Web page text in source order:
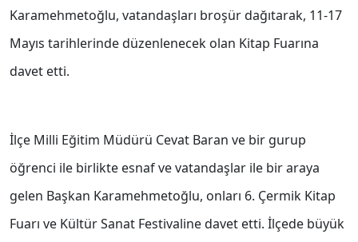
Karamehmetoğlu, vatandaşları broşür dağıtarak, 11-17
Mayıs tarihlerinde düzenlenecek olan Kitap Fuarına
davet etti.
İlçe Milli Eğitim Müdürü Cevat Baran ve bir gurup
öğrenci ile birlikte esnaf ve vatandaşlar ile bir araya
gelen Başkan Karamehmetoğlu, onları 6. Çermik Kitap
Fuarı ve Kültür Sanat Festivaline davet etti. İlçede büyük